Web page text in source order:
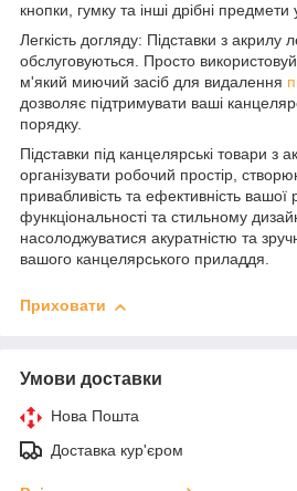
кнопки, гумку та інші дрібні предмети
Легкість догляду: Підставки з акрилу
обслуговуються. Просто
м'який миючий засіб для видалення
дозволяє підтримувати ваші
порядку.
Підставки під канцелярські товари з
організувати робочий простір,
привабливість та ефективність вашої
функціональності та стильному
насолоджуватися акуратністю та
вашого канцелярського приладдя.
Приховати
Умови доставки
Нова Пошта
Доставка кур'єром